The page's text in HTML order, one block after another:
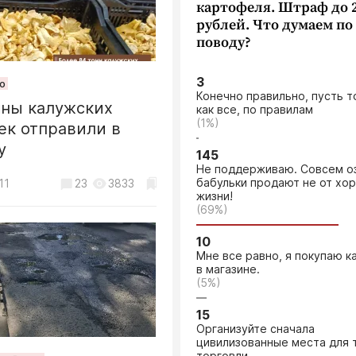
АЛЕКСАНДР АНИШИН
своих»
...
Происшествия
В Бабынинском районе на
свинофермы погиб рабочий,
коллегу
08.08, 16:28
всякую муть можно
...
родились
Киреев и
Климент
10 10637
онлайн-сервис
топлива на
7 6881
калужских
отправили в
23 3833
в Калужскую
превысил 4
человек
3 3087
1 2269
картофеля. Штраф до
рублей. Что думаем по
поводу?
3
Конечно правильно, пусть
как все, по правилам
(1%)
145
Не поддерживаю. Совсем
бабульки продают не от
жизни!
(69%)
10
Мне все равно, я покупаю
в магазине.
(5%)
15
Организуйте сначала
цивилизованные места для